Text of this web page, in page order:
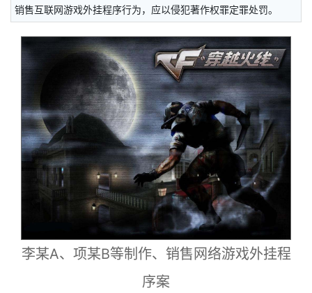
销售互联网游戏外挂程序行为，应以侵犯著作权罪定罪处罚。
李某A、项某B等制作、销售网络游戏外挂程
序案